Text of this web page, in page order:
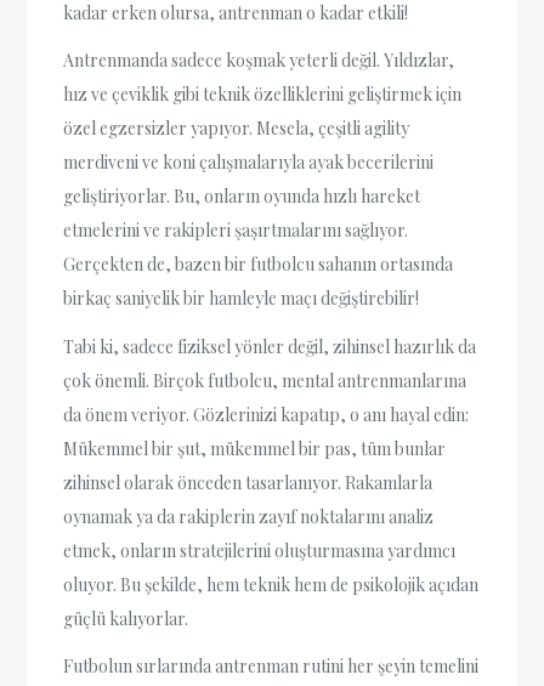
kadar erken olursa, antrenman o kadar etkili!
Antrenmanda sadece koşmak yeterli değil. Yıldızlar,
hız ve çeviklik gibi teknik özelliklerini geliştirmek için
özel egzersizler yapıyor. Mesela, çeşitli agility
merdiveni ve koni çalışmalarıyla ayak becerilerini
geliştiriyorlar. Bu, onların oyunda hızlı hareket
etmelerini ve rakipleri şaşırtmalarını sağlıyor.
Gerçekten de, bazen bir futbolcu sahanın ortasında
birkaç saniyelik bir hamleyle maçı değiştirebilir!
Tabi ki, sadece fiziksel yönler değil, zihinsel hazırlık da
çok önemli. Birçok futbolcu, mental antrenmanlarına
da önem veriyor. Gözlerinizi kapatıp, o anı hayal edin:
Mükemmel bir şut, mükemmel bir pas, tüm bunlar
zihinsel olarak önceden tasarlanıyor. Rakamlarla
oynamak ya da rakiplerin zayıf noktalarını analiz
etmek, onların stratejilerini oluşturmasına yardımcı
oluyor. Bu şekilde, hem teknik hem de psikolojik açıdan
güçlü kalıyorlar.
Futbolun sırlarında antrenman rutini her şeyin temelini